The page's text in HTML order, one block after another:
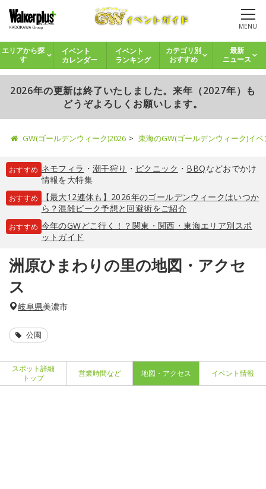
MENU
エリアから探
す
イベント
カレンダー
イベント
ランキング
カテゴリ別
おすすめ
最新
ニュース
2026年の更新は終了いたしました。来年（2027年）も
どうぞよろしくお願いします。
GW(ゴールデンウィーク)2026 東海のGW(ゴールデンウィーク)イ
おすすめ ネモフィラ ・ 潮干狩り ・ ピクニック ・ BBQなどおでかけ
情報を大特集
おすすめ
【最大12連休も】2026年のゴールデンウィークはいつか
ら？混雑ピーク予想と回避術をご紹介
おすすめ 今年のGWどこ行く！？関東・関西・東海エリア別スポ
ットガイド
洲原ひまわりの里の地図・アクセ
ス
岐阜県美濃市
公園
スポット詳細
トップ
営業時間など 地図・アクセス イベント情報